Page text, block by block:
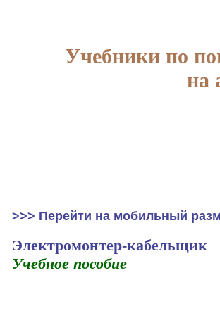
Учебники по
на
>>> Перейти на мобильный
Электромонтер-кабельщик
Учебное пособие